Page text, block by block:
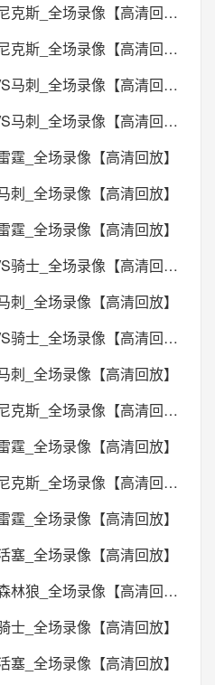
2026年06月11日 马刺VS尼克斯_全场录像【高清回放】
2026年06月09日 马刺VS尼克斯_全场录像【高清回放】
2026年06月06日 尼克斯VS马刺_全场录像【高清回放】
2026年06月04日 尼克斯VS马刺_全场录像【高清回放】
_全场录像【高清回放】
_全场录像【高清回放】
_全场录像【高清回放】
2026年05月26日 尼克斯VS骑士_全场录像【高清回放】
_全场录像【高清回放】
2026年05月24日 尼克斯VS骑士_全场录像【高清回放】
_全场录像【高清回放】
2026年05月22日 骑士VS尼克斯_全场录像【高清回放】
_全场录像【高清回放】
2026年05月20日 骑士VS尼克斯_全场录像【高清回放】
_全场录像【高清回放】
_全场录像【高清回放】
2026年05月16日 马刺VS森林狼_全场录像【高清回放】
_全场录像【高清回放】
_全场录像【高清回放】